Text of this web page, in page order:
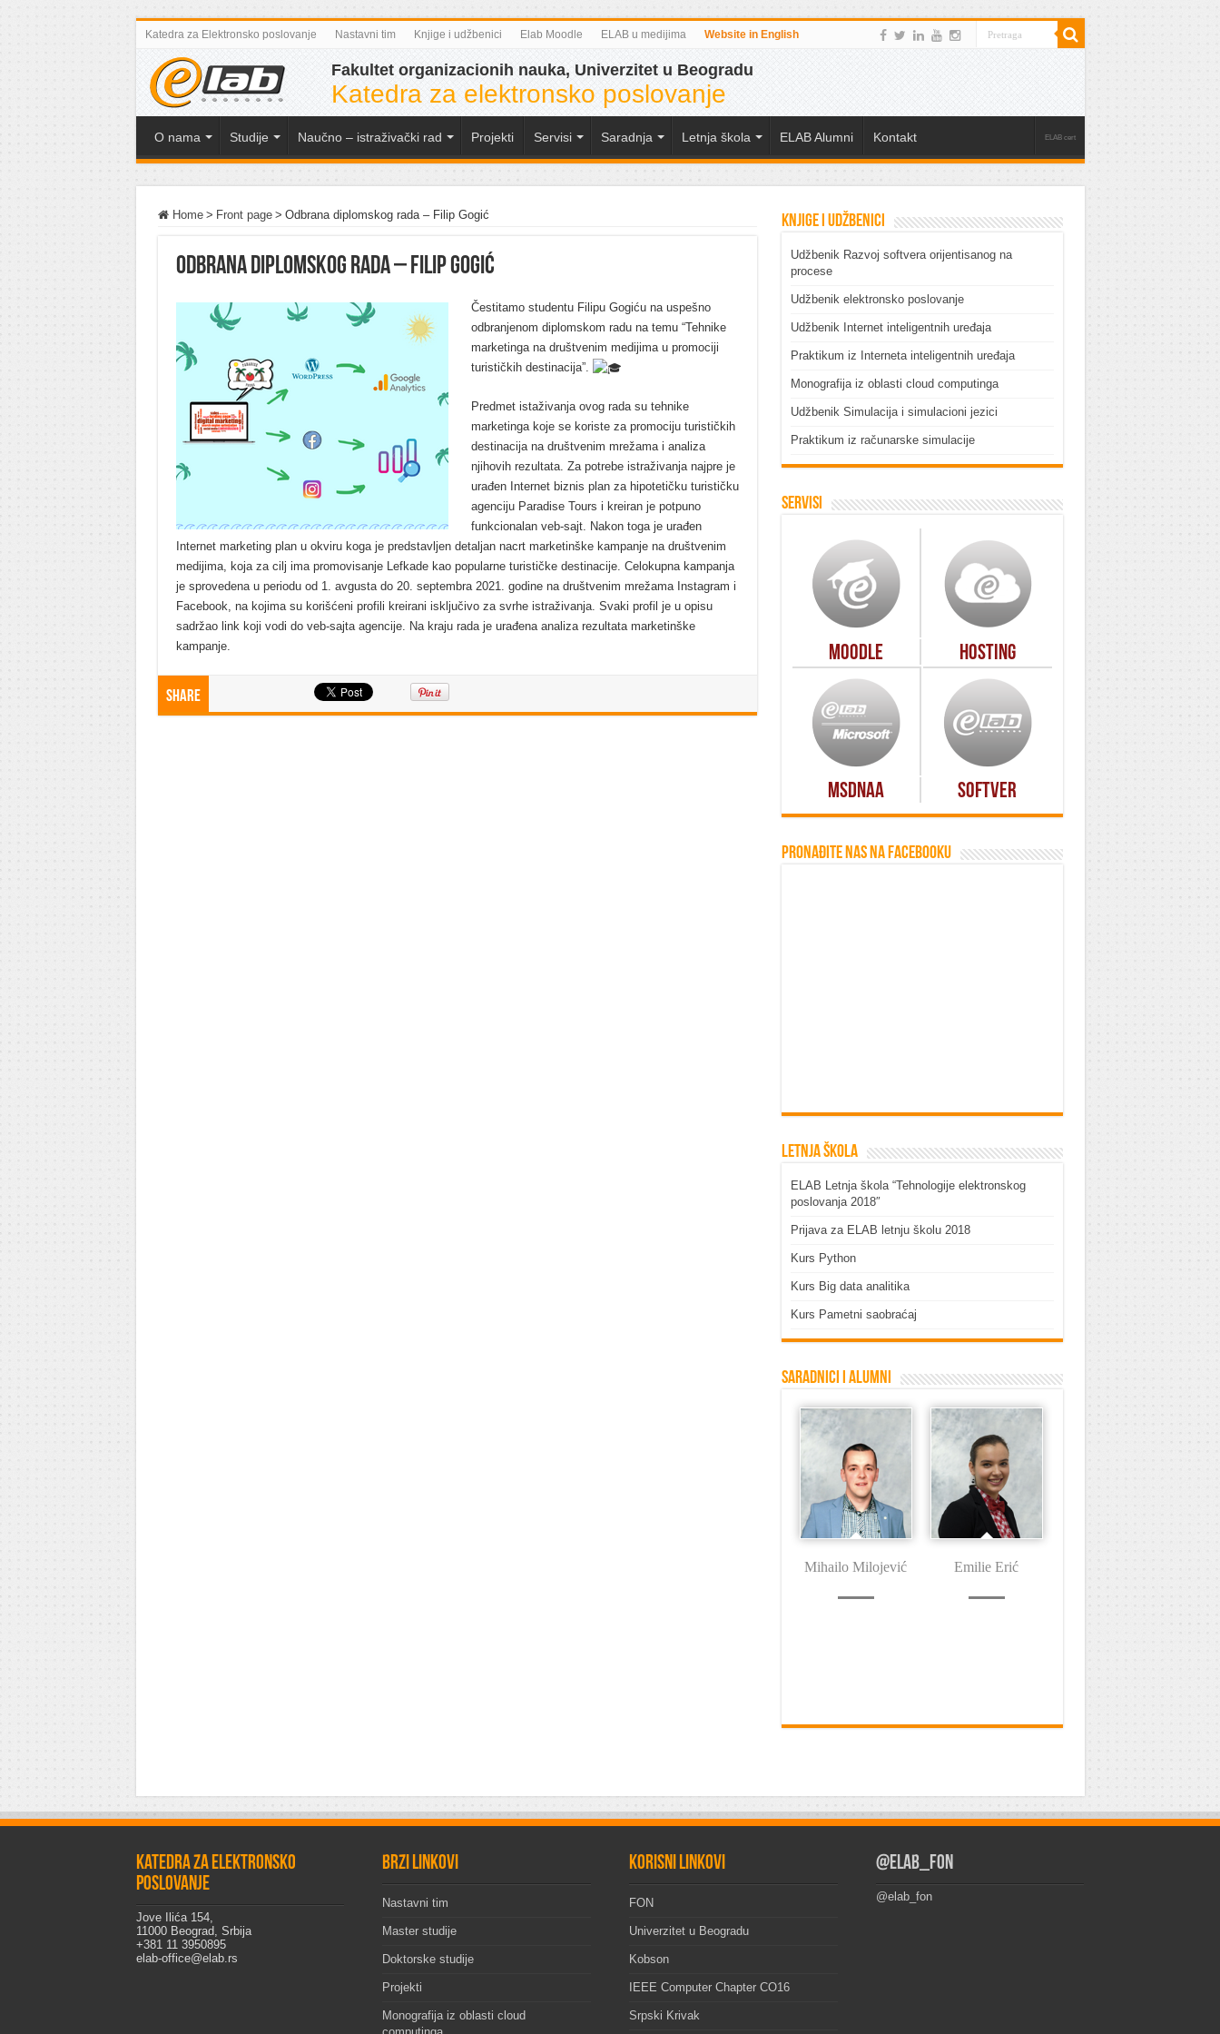
Katedra za Elektronsko poslovanje Nastavni tim Knjige i udžbenici Elab Moodle ELAB u medijima Website in English
Fakultet organizacionih nauka, Univerzitet u Beogradu
Katedra za elektronsko poslovanje
O nama Studije Naučno – istraživački rad Projekti Servisi Saradnja Letnja škola ELAB Alumni Kontakt ELAB cert
Home > Front page > Odbrana diplomskog rada – Filip Gogić
Odbrana diplomskog rada – Filip Gogić
Čestitamo studentu Filipu Gogiću na uspešno
odbranjenom diplomskom radu na temu “Tehnike
marketinga na društvenim medijima u promociji
turističkih destinacija”.
Predmet istaživanja ovog rada su tehnike
marketinga koje se koriste za promociju turističkih
destinacija na društvenim mrežama i analiza
njihovih rezultata. Za potrebe istraživanja najpre je
urađen Internet biznis plan za hipotetičku turističku
agenciju Paradise Tours i kreiran je potpuno
funkcionalan veb-sajt. Nakon toga je urađen
Internet marketing plan u okviru koga je predstavljen detaljan nacrt marketinške kampanje na društvenim
medijima, koja za cilj ima promovisanje Lefkade kao popularne turističke destinacije. Celokupna kampanja
je sprovedena u periodu od 1. avgusta do 20. septembra 2021. godine na društvenim mrežama Instagram i
Facebook, na kojima su korišćeni profili kreirani isključivo za svrhe istraživanja. Svaki profil je u opisu
sadržao link koji vodi do veb-sajta agencije. Na kraju rada je urađena analiza rezultata marketinške
kampanje.
Share
Knjige i udžbenici
Udžbenik Razvoj softvera orijentisanog na
procese
Udžbenik elektronsko poslovanje
Udžbenik Internet inteligentnih uređaja
Praktikum iz Interneta inteligentnih uređaja
Monografija iz oblasti cloud computinga
Udžbenik Simulacija i simulacioni jezici
Praktikum iz računarske simulacije
Servisi
Moodle Hosting
MSDNAA Softver
Pronađite nas na Facebooku
Letnja škola
ELAB Letnja škola “Tehnologije elektronskog
poslovanja 2018″
Prijava za ELAB letnju školu 2018
Kurs Python
Kurs Big data analitika
Kurs Pametni saobraćaj
Saradnici i Alumni
Mihailo Milojević Emilie Erić
Katedra za elektronsko
poslovanje
Jove Ilića 154,
11000 Beograd, Srbija
+381 11 3950895
elab-office@elab.rs
Brzi linkovi
Nastavni tim
Master studije
Doktorske studije
Projekti
Monografija iz oblasti cloud
Korisni linkovi
FON
Univerzitet u Beogradu
Kobson
IEEE Computer Chapter CO16
Srpski Krivak
@elab_fon
@elab_fon